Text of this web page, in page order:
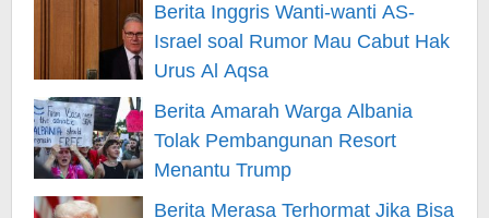
Berita Inggris Wanti-wanti AS-
Israel soal Rumor Mau Cabut Hak
Urus Al Aqsa
Berita Amarah Warga Albania
Tolak Pembangunan Resort
Menantu Trump
Berita Merasa Terhormat Jika Bisa